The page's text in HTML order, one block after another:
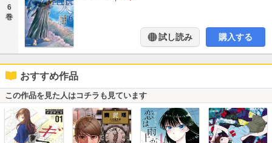
6
巻
試し読み 購入する
おすすめ作品
この作品を見た人はコチラも見ています